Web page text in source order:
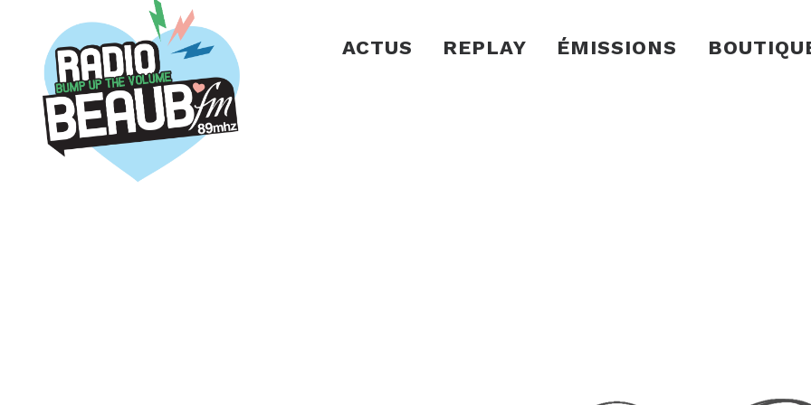
Panneau de gestion des cookies
ACTUS REPLAY ÉMISSIONS